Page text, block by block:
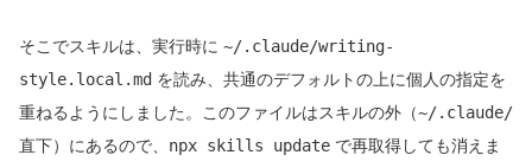
そこでスキルは、実行時に ~/.claude/writing-
style.local.md を読み、共通のデフォルトの上に個人の指定を
重ねるようにしました。このファイルはスキルの外（~/.claude/
直下）にあるので、 npx skills update で再取得しても消えま